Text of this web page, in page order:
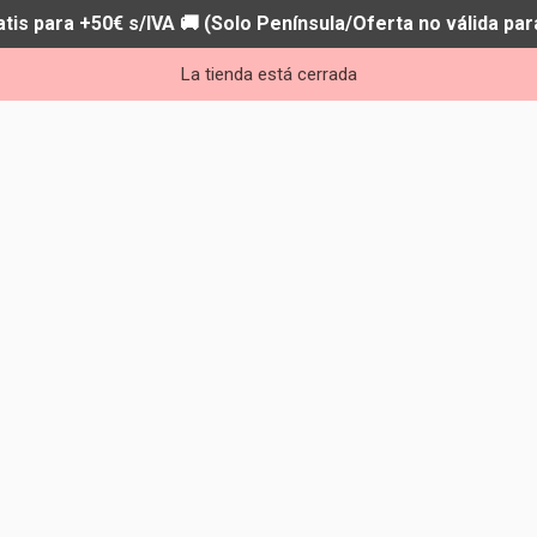
para +50€ s/IVA 🚚 (Solo Península/Oferta no válida
La tienda está cerrada